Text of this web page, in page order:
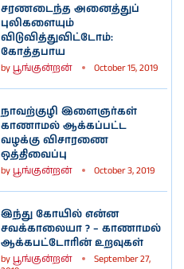
சரணடைந்த அனைத்துப்
புலிகளையும்
விடுவித்துவிட்டோம்:
கோத்தபாய
by பூங்குன்றன் October 15, 2019
நாவற்குழி இளைஞர்கள்
காணாமல் ஆக்கப்பட்ட
வழக்கு விசாரணை
ஒத்திவைப்பு
by பூங்குன்றன் October 3, 2019
இந்து கோயில் என்ன
சவக்காலையா ? – காணாமல்
ஆக்கபட்டோரின் உறவுகள்
by பூங்குன்றன்
September 27,